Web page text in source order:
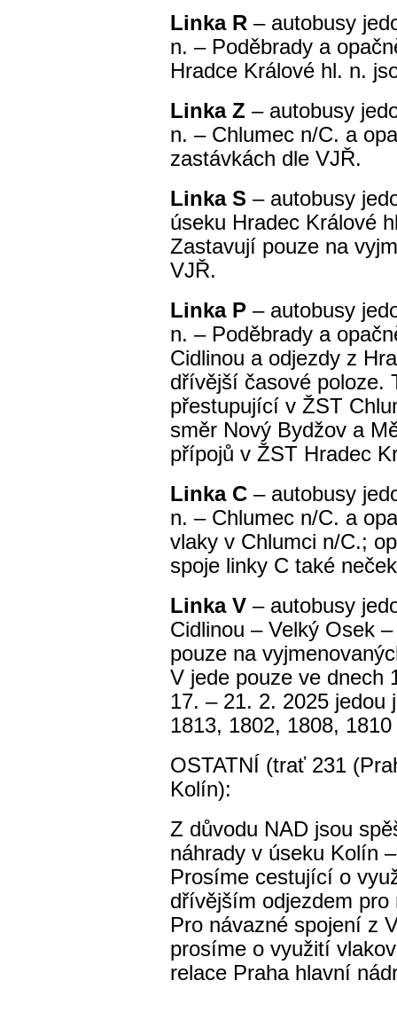
Linka R – autobusy
n. – Poděbrady a
Hradce Králové hl. n.
Linka Z – autobusy
n. – Chlumec n/C. a
zastávkách dle VJŘ.
Linka S – autobusy
úseku Hradec Králové
Zastavují pouze na
VJŘ.
Linka P – autobusy
n. – Poděbrady a
Cidlinou a odjezdy z
dřívější časové poloze.
přestupující v ŽST
směr Nový Bydžov a
přípojů v ŽST Hradec
Linka C – autobusy
n. – Chlumec n/C. a
vlaky v Chlumci n/C.;
spoje linky C také
Linka V – autobusy
Cidlinou – Velký Osek
pouze na
V jede pouze ve dnech
17. – 21. 2. 2025 jedou
1813, 1802, 1808,
OSTATNÍ (trať 231
Kolín):
Z důvodu NAD jsou
náhrady v úseku Kolín
Prosíme cestující o
dřívějším odjezdem
Pro návazné spojení z
prosíme o využití
relace Praha hlavní